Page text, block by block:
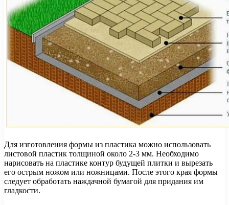
Для изготовления формы из пластика можно использовать
листовой пластик толщиной около 2-3 мм. Необходимо
нарисовать на пластике контур будущей плитки и вырезать
его острым ножом или ножницами. После этого края формы
следует обработать наждачной бумагой для придания им
гладкости.